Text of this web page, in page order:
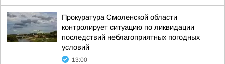
Прокуратура Смоленской области
контролирует ситуацию по ликвидации
последствий неблагоприятных погодных
условий
13:00